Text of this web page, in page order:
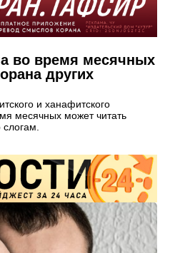
во время месячных
других
и ханафитского
месячных может читать
слогам.